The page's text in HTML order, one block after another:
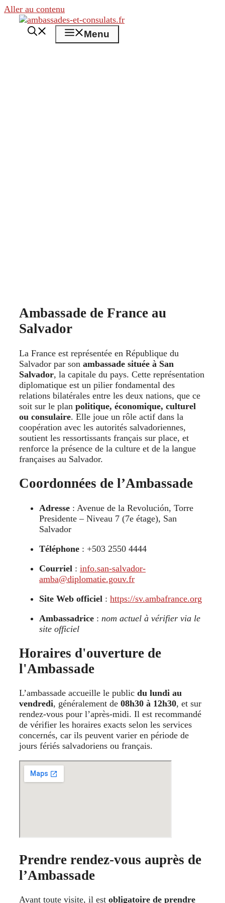
Aller au contenu
Menu
Ambassade de France au
Salvador
La France est représentée en République du
Salvador par son ambassade située à San
Salvador, la capitale du pays. Cette représentation
diplomatique est un pilier fondamental des
relations bilatérales entre les deux nations, que ce
soit sur le plan politique, économique, culturel
ou consulaire. Elle joue un rôle actif dans la
coopération avec les autorités salvadoriennes,
soutient les ressortissants français sur place, et
renforce la présence de la culture et de la langue
françaises au Salvador.
Coordonnées de l’Ambassade
Adresse : Avenue de la Revolución, Torre
Presidente – Niveau 7 (7e étage), San
Salvador
Téléphone : +503 2550 4444
Courriel : info.san-salvador-
amba@diplomatie.gouv.fr
Site Web officiel : https://sv.ambafrance.org
Ambassadrice : nom actuel à vérifier via le
site officiel
Horaires d'ouverture de
l'Ambassade
L’ambassade accueille le public du lundi au
vendredi, généralement de 08h30 à 12h30, et sur
rendez-vous pour l’après-midi. Il est recommandé
de vérifier les horaires exacts selon les services
concernés, car ils peuvent varier en période de
jours fériés salvadoriens ou français.
Prendre rendez-vous auprès de
l’Ambassade
Avant toute visite, il est obligatoire de prendre